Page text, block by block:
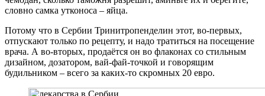
словно самка утконоса – яйца.
Потому что в Сербии Тринитропенделин этот, во-первых,
отпускают только по рецепту, и надо тратиться на посещение
врача. А во-вторых, продаётся он во флаконах со стильным
дизайном, дозатором, вай-фай-точкой и говорящим
будильником – всего за каких-то скромных 20 евро.